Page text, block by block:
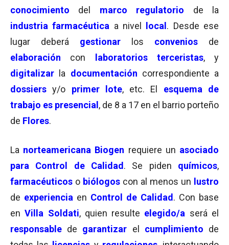
conocimiento
del marco regulatorio
de la
industria farmacéutica a nivel local . Desde ese
lugar deberá gestionar los convenios
de
elaboración
con laboratorios terceristas, y
digitalizar
la documentación correspondiente a
dossiers y/o primer lote, etc. El
esquema de
trabajo es presencial , de 8 a 17 en el barrio porteño
de Flores.
La norteamericana Biogen requiere un asociado
para Control de Calidad . Se piden químicos,
farmacéuticos o biólogos con al menos un lustro
de experiencia en Control de Calidad . Con base
enVilla Soldati, quien resulte elegido/a será el
responsable de garantizar el cumplimiento de